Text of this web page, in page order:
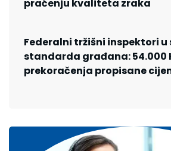
praćenju kvaliteta zraka
Federalni tržišni inspektori
standarda građana: 54.000
prekoračenja propisane